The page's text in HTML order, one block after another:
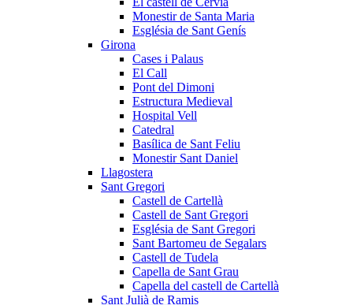
Monestir de Santa Maria
Església de Sant Genís
Girona
Cases i Palaus
El Call
Pont del Dimoni
Estructura Medieval
Hospital Vell
Catedral
Basílica de Sant Feliu
Monestir Sant Daniel
Llagostera
Sant Gregori
Castell de Cartellà
Castell de Sant Gregori
Església de Sant Gregori
Sant Bartomeu de Segalars
Castell de Tudela
Capella de Sant Grau
Capella del castell de Cartellà
Sant Julià de Ramis